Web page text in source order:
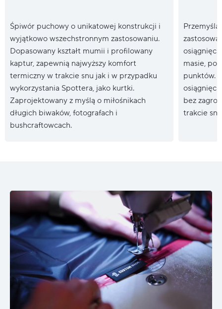
Śpiwór puchowy o unikatowej konstrukcji i
wyjątkowo wszechstronnym zastosowaniu.
Dopasowany kształt mumii i profilowany
kaptur, zapewnią najwyższy komfort
termiczny w trakcie snu jak i w przypadku
wykorzystania Spottera, jako kurtki.
Zaprojektowany z myślą o miłośnikach
długich biwaków, fotografach i
bushcraftowcach.
masie,
punktów.
bez
trakcie